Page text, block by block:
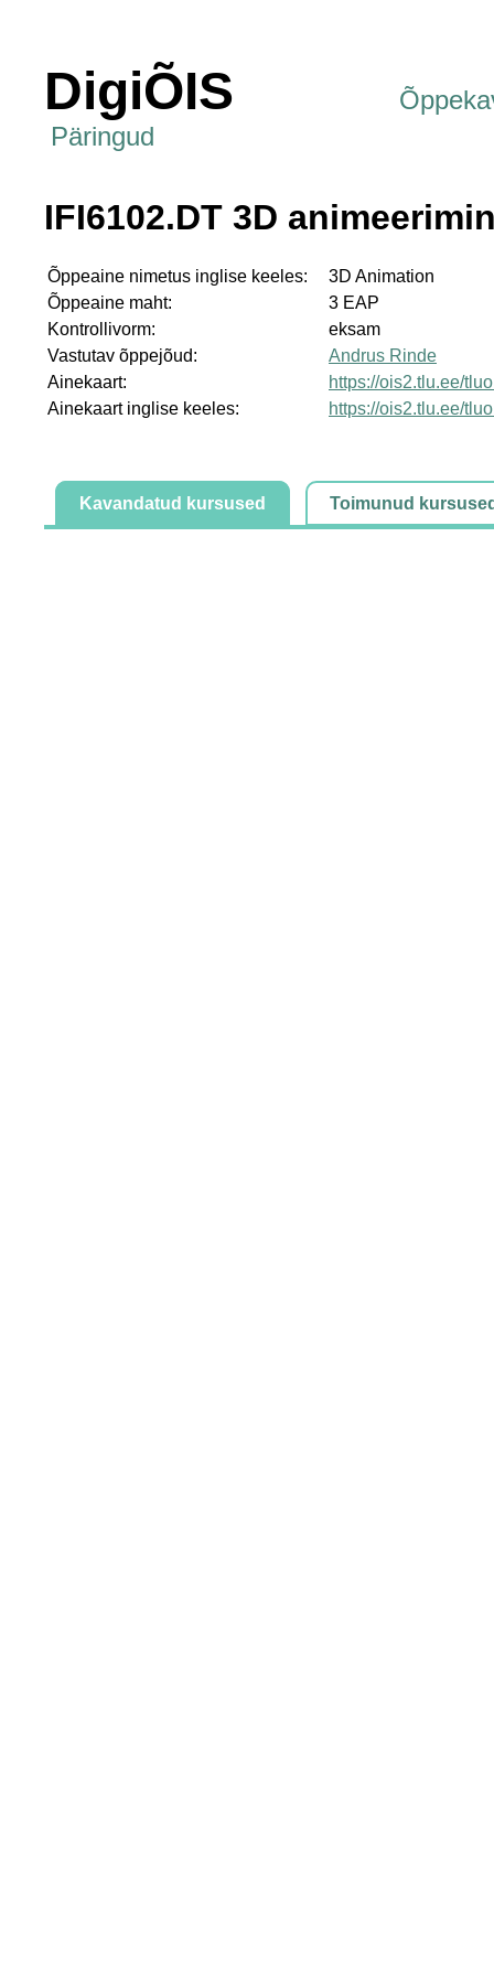
DigiÕIS
Päringud
IFI6102.DT 3D
Õppeaine nimetus inglise keeles:
3D Animation
Õppeaine maht:
3 EAP
Kontrollivorm:
eksam
Vastutav õppejõud:
Andrus Rinde
Ainekaart:
https://ois2.tlu.ee/
Ainekaart inglise keeles:
https://ois2.tlu.ee/
Kavandatud kursused Toimunud